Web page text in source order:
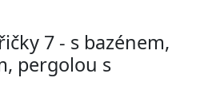
7 - s bazénem,
pergolou s